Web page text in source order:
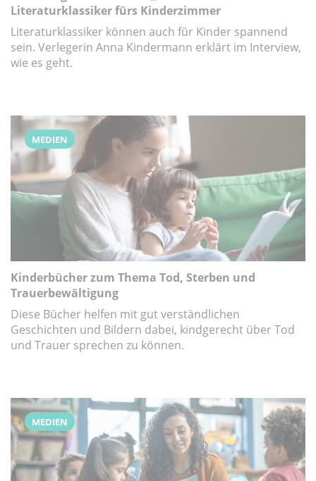
Literaturklassiker fürs Kinderzimmer
Literaturklassiker können auch für Kinder spannend
sein. Verlegerin Anna Kindermann erklärt im Interview,
wie es geht.
MEDIEN
Kinderbücher zum Thema Tod, Sterben und
Trauerbewältigung
Diese Bücher helfen mit gut verständlichen
Geschichten und Bildern dabei, kindgerecht über Tod
und Trauer sprechen zu können.
MEDIEN